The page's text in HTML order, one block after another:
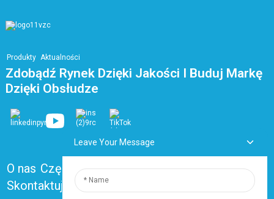
Produkty Aktualności
Zdobądź Rynek Dzięki Jakości I Buduj Markę
Dzięki Obsłudze
O nas Często zadawane pytania
Skontaktuj się z nami
Leave Your Message